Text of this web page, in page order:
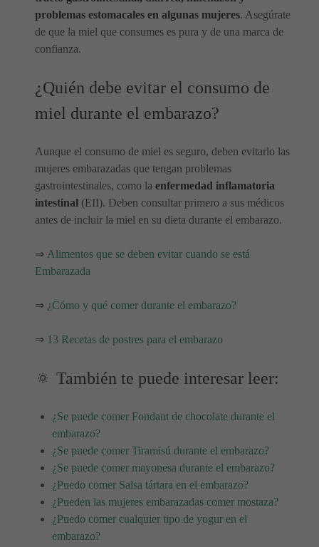
problemas estomacales en algunas mujeres. Asegúrate
de que la miel que consumes es pura y de una marca de
confianza.
¿Quién debe evitar el consumo de
miel durante el embarazo?
Aunque el consumo de miel es seguro, deben evitarlo las
mujeres embarazadas que tengan problemas
gastrointestinales, como la enfermedad inflamatoria
intestinal (EII). Deben consultar primero a sus médicos
antes de incluir la miel en su dieta durante el embarazo.
⇒ Alimentos que se deben evitar cuando se está
Embarazada
⇒ ¿Cómo y qué comer durante el embarazo?
⇒ 13 Recetas de postres para el embarazo
🔅 También te puede interesar leer:
¿Se puede comer Fondant de chocolate durante el
embarazo?
¿Se puede comer Tiramisú durante el embarazo?
¿Se puede comer mayonesa durante el embarazo?
¿Puedo comer Salsa tártara en el embarazo?
¿Pueden las mujeres embarazadas comer mostaza?
¿Puedo comer cualquier tipo de yogur en el
embarazo?